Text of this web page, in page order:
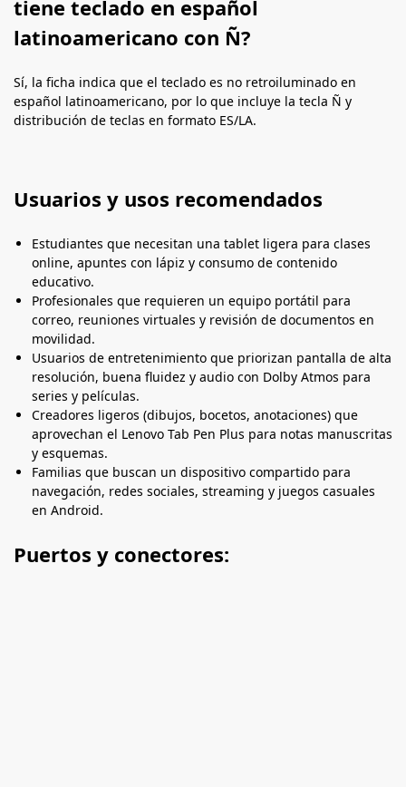
tiene teclado en español
latinoamericano con Ñ?
Sí, la ficha indica que el teclado es no retroiluminado en
español latinoamericano, por lo que incluye la tecla Ñ y
distribución de teclas en formato ES/LA.
Usuarios y usos recomendados
Estudiantes que necesitan una tablet ligera para clases
online, apuntes con lápiz y consumo de contenido
educativo.
Profesionales que requieren un equipo portátil para
correo, reuniones virtuales y revisión de documentos en
movilidad.
Usuarios de entretenimiento que priorizan pantalla de alta
resolución, buena fluidez y audio con Dolby Atmos para
series y películas.
Creadores ligeros (dibujos, bocetos, anotaciones) que
aprovechan el Lenovo Tab Pen Plus para notas manuscritas
y esquemas.
Familias que buscan un dispositivo compartido para
navegación, redes sociales, streaming y juegos casuales
en Android.
Puertos y conectores: